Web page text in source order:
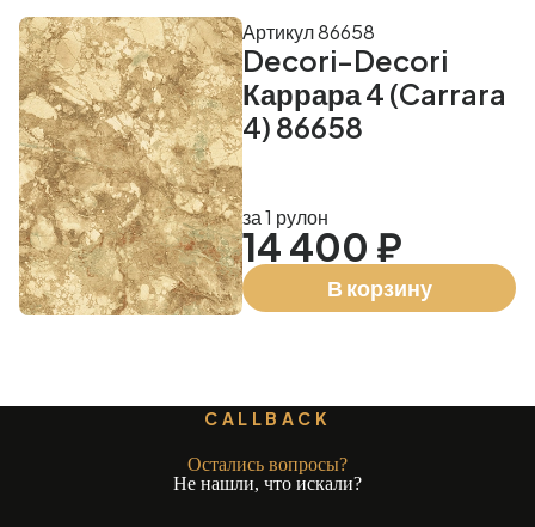
Decori-Decori
Каррара 4 (Carrara
4) 86658
Артикул 86658
за 1 рулон
14 400 ₽
В корзину
CALLBACK
Остались вопросы?
Не нашли, что искали?